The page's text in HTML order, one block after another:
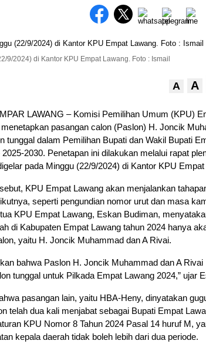
9/2024) di Kantor KPU Empat Lawang. Foto : Ismail
A A
LAWANG – Komisi Pemilihan Umum (KPU)
pasangan calon (Paslon) H. Joncik
tunggal dalam Pemilihan Bupati dan Wakil Bupati
2030. Penetapan ini dilakukan melalui rapat
pada Minggu (22/9/2024) di Kantor KPU Empat
KPU Empat Lawang akan menjalankan
seperti pengundian nomor urut dan masa
KPU Empat Lawang, Eskan Budiman,
di Kabupaten Empat Lawang tahun 2024 hanya
yaitu H. Joncik Muhammad dan A Rivai.
bahwa Paslon H. Joncik Muhammad dan A Rivai
tunggal untuk Pilkada Empat Lawang 2024,” ujar
pasangan lain, yaitu HBA-Heny, dinyatakan
telah dua kali menjabat sebagai Bupati Empat
KPU Nomor 8 Tahun 2024 Pasal 14 huruf M,
kepala daerah tidak boleh lebih dari dua periode.